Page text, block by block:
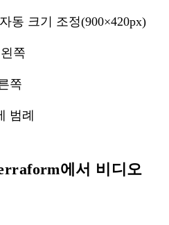
동 크기 조정(900×420px)
쪽
쪽
범례
에서 비디오